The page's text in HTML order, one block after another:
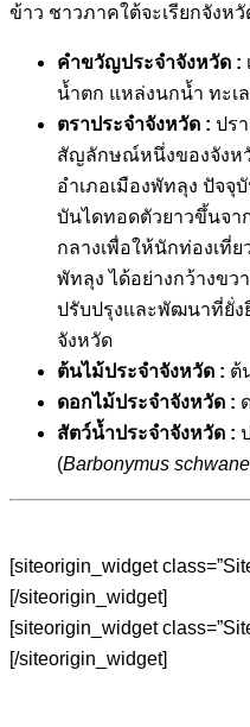
ข้าว ชาวภาคใต้จะเรียกจังหวั
คำขวัญประจำจังหวัด :
น้ำตก แหล่งนกน้ำ ทะเ
ตราประจำจังหวัด : ปร
สัญลักษณ์หนึ่งของจังห
อำเภอเมืองพัทลุง ปัจ
บันไดทอดตัวยาวขึ้นจา
กลางเพื่อให้นักท่องเที่
พัทลุง ได้อย่างกว้างขว
ปรับปรุงและพัฒนาที่ยั่ง
จังหวัด
ต้นไม้ประจำจังหวัด : ต้
ดอกไม้ประจำจังหวัด :
สัตว์น้ำประจำจังหวัด :
(Barbonymus
[siteorigin_widget
[/siteorigin_widget]
[siteorigin_widget
[/siteorigin_widget]